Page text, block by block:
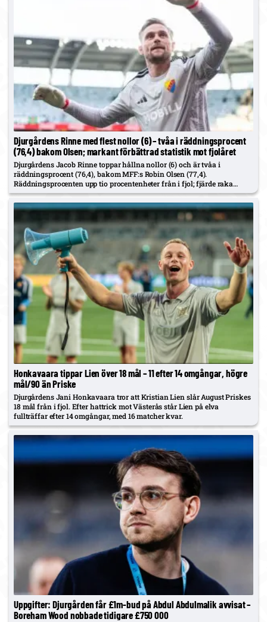
Djurgårdens Rinne med flest nollor (6) – tvåa i räddningsprocent
(76,4) bakom Olsen; markant förbättrad statistik mot fjolåret
Djurgårdens Jacob Rinne toppar hållna nollor (6) och är tvåa i
räddningsprocent (76,4), bakom MFF:s Robin Olsen (77,4).
Räddningsprocenten upp tio procentenheter från i fjol; fjärde raka
nollan i 6–0 mot VSK på 3Arena.
Honkavaara tippar Lien över 18 mål – 11 efter 14 omgångar, högre
mål/90 än Priske
Djurgårdens Jani Honkavaara tror att Kristian Lien slår August Priskes
18 mål från i fjol. Efter hattrick mot Västerås står Lien på elva
fullträffar efter 14 omgångar, med 16 matcher kvar.
Uppgifter: Djurgården får £1m-bud på Abdul Abdulmalik avvisat –
Boreham Wood nobbade tidigare £750 000